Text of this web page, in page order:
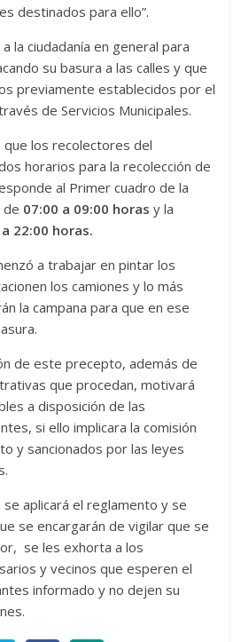
destinados para ello”.
la ciudadanía en general para
su basura a las calles y que
previamente establecidos por el
de Servicios Municipales.
que los recolectores del
horarios para la recolección de
al Primer cuadro de la
de 07:00 a 09:00 horasy la
22:00 horas.
a trabajar en pintar los
los camiones y lo más
la campana para que en ese
de este precepto, además de
que procedan, motivará
a disposición de las
si ello implicara la comisión
y sancionados por las leyes
aplicará el reglamento y se
se encargarán de vigilar que se
se les exhorta a los
y vecinos que esperen el
informado y no dejen su